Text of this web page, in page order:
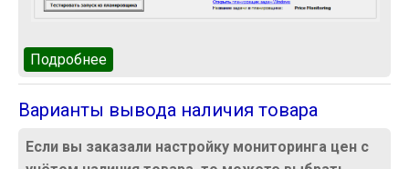
Подробнее
Варианты вывода наличия товара
Если вы заказали настройку мониторинга цен с